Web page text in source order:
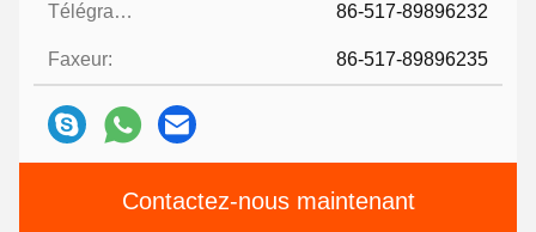
Télégramme: 86-517-89896232
Faxeur: 86-517-89896235
Contactez-nous maintenant